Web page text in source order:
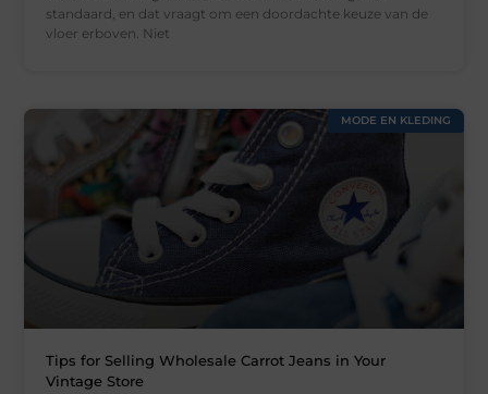
standaard, en dat vraagt om een doordachte keuze van de
vloer erboven. Niet
MODE EN KLEDING
Tips for Selling Wholesale Carrot Jeans in Your
Vintage Store